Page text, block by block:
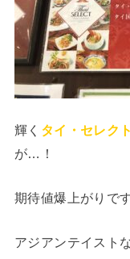
輝く タイ・セレク
が…！
期待値爆上がりで
アジアンテイスト